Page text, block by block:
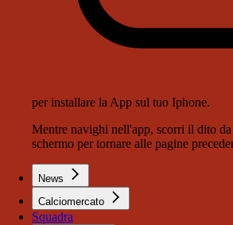
per installare la App sul tuo Iphone.
Mentre navighi nell'app, scorri il dito da
schermo per tornare alle pagine
News
Calciomercato
Squadra